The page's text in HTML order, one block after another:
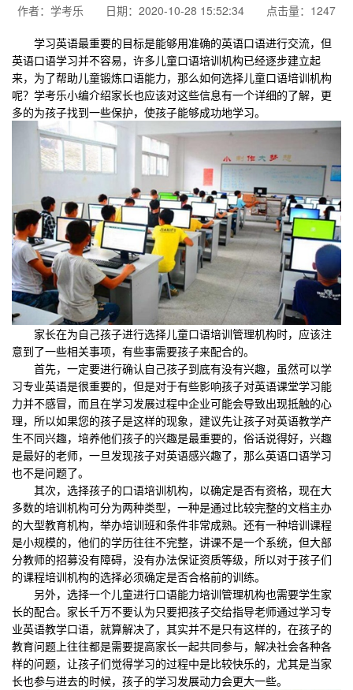
作者：学考乐 日期：2020-10-28 15:52:34 点击量：1247
学习英语最重要的目标是能够用准确的英语口语进行交流，但
英语口语学习并不容易，许多儿童口语培训机构已经逐步建立起
来，为了帮助儿童锻炼口语能力，那么如何选择儿童口语培训机构
呢？学考乐小编介绍家长也应该对这些信息有一个详细的了解，更
多的为孩子找到一些保护，使孩子能够成功地学习。
家长在为自己孩子进行选择儿童口语培训管理机构时，应该注
意到了一些相关事项，有些事需要孩子来配合的。
首先，一定要进行确认自己孩子到底有没有兴趣，虽然可以学
习专业英语是很重要的，但是对于有些影响孩子对英语课堂学习能
力并不感冒，而且在学习发展过程中企业可能会导致出现抵触的心
理，所以如果您的孩子是这样的现象，建议先让孩子对英语教学产
生不同兴趣，培养他们孩子的兴趣是最重要的，俗话说得好，兴趣
是最好的老师，一旦发现孩子对英语感兴趣了，那么英语口语学习
也不是问题了。
其次，选择孩子的口语培训机构，以确定是否有资格，现在大
多数的培训机构可分为两种类型，一种是通过比较完整的文档主办
的大型教育机构，举办培训班和条件非常成熟。还有一种培训课程
是小规模的，他们的学历往往不完整，讲课不是一个系统，但大部
分教师的招募没有障碍，没有办法保证资质等级，所以对于孩子们
的课程培训机构的选择必须确定是否合格前的训练。
另外，选择一个儿童进行口语能力培训管理机构也需要学生家
长的配合。家长千万不要认为只要把孩子交给指导老师通过学习专
业英语教学口语，就算解决了，其实并不是只有这样的，在孩子的
教育问题上往往都是需要提高家长一起共同参与，解决社会各种各
样的问题，让孩子们觉得学习的过程中是比较快乐的，尤其是当家
长也参与进去的时候，孩子的学习发展动力会更大一些。